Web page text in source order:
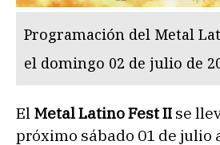
Programación del Metal
el domingo 02 de julio de
El Metal Latino Fest II se
próximo sábado 01 de julio